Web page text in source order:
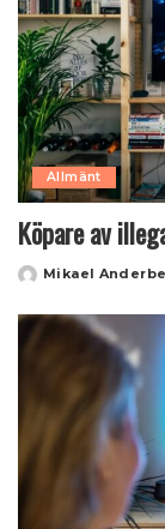
Allmänt
Köpare av
Posted
Mikael